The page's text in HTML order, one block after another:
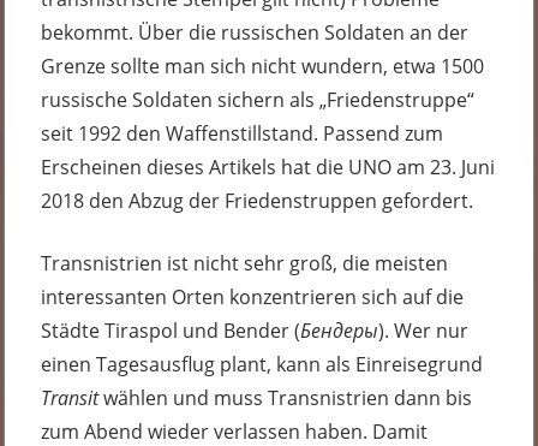
bekommt. Über die russischen Soldaten an der
Grenze sollte man sich nicht wundern, etwa 1500
russische Soldaten sichern als „Friedenstruppe“
seit 1992 den Waffenstillstand. Passend zum
Erscheinen dieses Artikels hat die UNO am 23. Juni
2018 den Abzug der Friedenstruppen gefordert.
Transnistrien ist nicht sehr groß, die meisten
interessanten Orten konzentrieren sich auf die
Städte Tiraspol und Bender (Бендеры). Wer nur
einen Tagesausflug plant, kann als Einreisegrund
Transitwählen und muss Transnistrien dann bis
zum Abend wieder verlassen haben. Damit